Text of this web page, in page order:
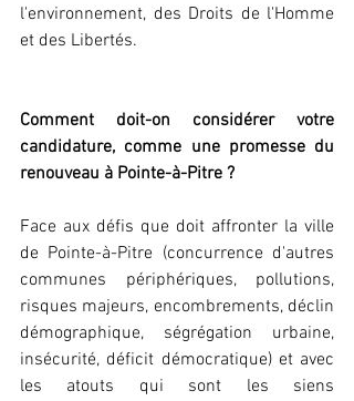
l'environnement, des Droits de l'Homme
et des Libertés.
Comment doit-on considérer votre
candidature, comme une promesse du
renouveau à Pointe-à-Pitre ?
Face aux défis que doit affronter la ville
de Pointe-à-Pitre (concurrence d'autres
communes périphériques, pollutions,
risques majeurs, encombrements, déclin
démographique, ségrégation urbaine,
insécurité, déficit démocratique) et avec
les atouts qui sont les siens